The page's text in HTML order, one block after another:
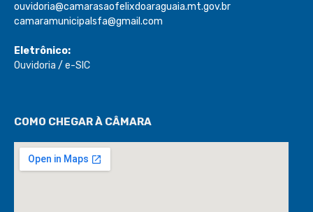
ouvidoria@camarasaofelixdoaraguaia.mt.gov.br
camaramunicipalsfa@gmail.com
Eletrônico:
Ouvidoria / e-SIC
COMO CHEGAR À CÂMARA